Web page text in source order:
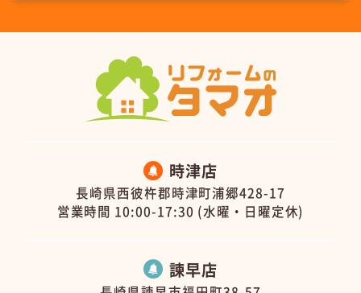
時津店
長崎県西彼杵郡時津町浦郷428-17
営業時間 10:00-17:30 (水曜・日曜定休)
諫早店